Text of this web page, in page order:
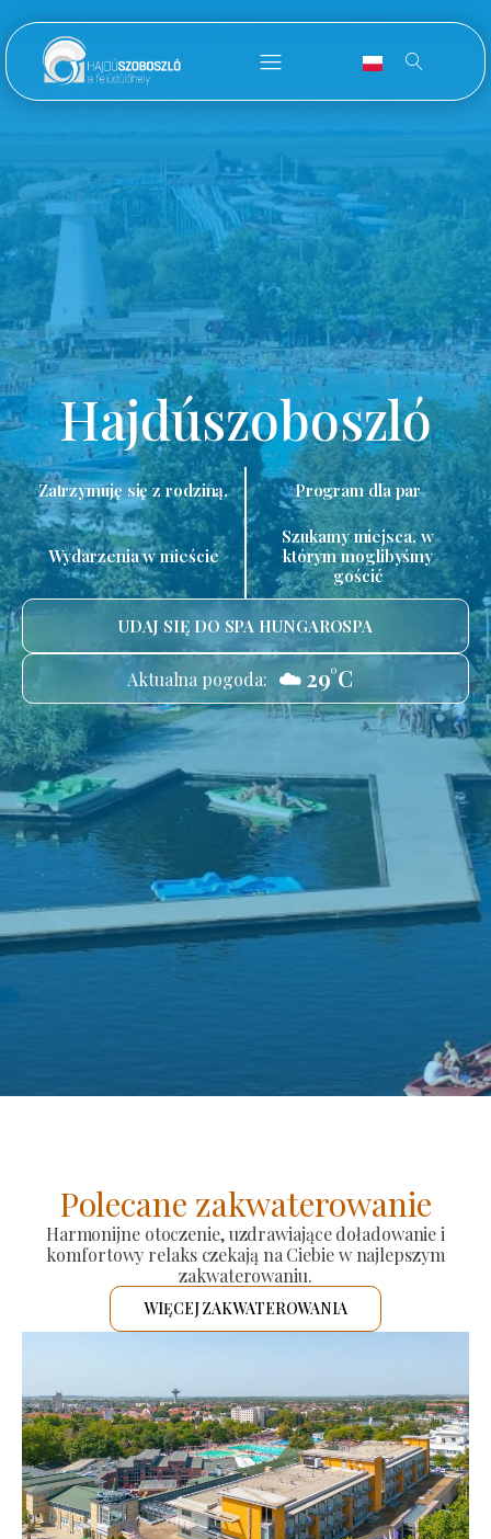
Hajdúszoboszló
Zatrzymuję się z rodziną. Program dla par
Wydarzenia w mieście
Szukamy miejsca, w
którym moglibyśmy
gościć
UDAJ SIĘ DO SPA HUNGAROSPA
Aktualna pogoda: ☁️ 29°C
Polecane zakwaterowanie
Harmonijne otoczenie, uzdrawiające doładowanie i
komfortowy relaks czekają na Ciebie w najlepszym
zakwaterowaniu.
WIĘCEJ ZAKWATEROWANIA